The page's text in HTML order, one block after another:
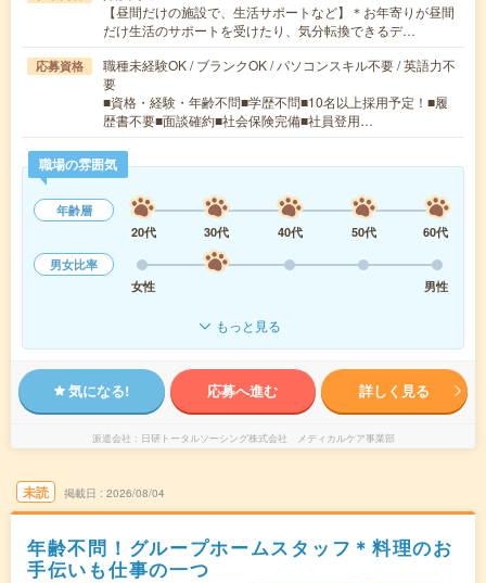
【昼間だけの施設で、生活サポートなど】＊お年寄りが昼間
だけ生活のサポートを受けたり、気分転換できるデ…
応募資格
職種未経験OK / ブランクOK / パソコンスキル不要 / 英語力不
要
■資格・経験・年齢不問■学歴不問■10名以上採用予定！■履
歴書不要■面談確約■社会保険完備■社員登用…
職場の雰囲気
年齢層
20代
30代 40代 50代
60代
男女比率
女性
男性
もっと見る
気になる! 応募へ進む 詳しく見る
派遣会社 日研トータルソーシング株式会社 メディカルケア事業部
未読 掲載日 2026/08/04
年齢不問！グループホームスタッフ＊料理のお
手伝いも仕事の一つ